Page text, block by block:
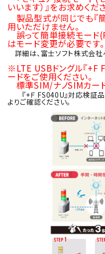
いいます）』をお求めくだ
製品型式が同じでも『
用いただけません。
誤って簡単接続モード
はモード変更が必要です。
詳細は、富士ソフト株式会社
※LTE USBドングル『+F
ードをご使用ください。
標準SIM/ナノSIMカー
『+Ｆ FS040U』対応検証品
よりご確認ください。